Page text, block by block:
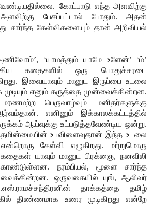
கோட்பாடு எந்த அளவிற்கு
பேசப்பட்டால் போதும். அதன்
சார்ந்த கேள்விகளையும் தான் அறிவியல்
‘யாமத்தும் யாமே உளேன்’ ‘ம்’
கதைகளில் ஒரு பொதுச்சரடை
இவையாவும் மானுட இருப்பை உடலை
எனும் கருத்தை முன்வைக்கின்றன.
பெருவாழ்வும் மனிதர்களுக்கு
ஆர்வம்தான். எனினும் இக்காலக்கட்டத்தில்
ஆய்வுக்கு உட்படுத்தவேண்டிய ஒன்று.
உபவிளைவுதான் இந்த உடலை
கேள்வி எழுகிறது. மற்றுமொரு
யாவும் மானுட பிரக்ஞை, நனவிலி
நரம்பியல், மூளை சார்ந்த
ஒருவகையில் யுங், ஆலிவர்
தாக்கத்தை தமிழ்
திண்ணமாக உணர முடிகிறது என்றே